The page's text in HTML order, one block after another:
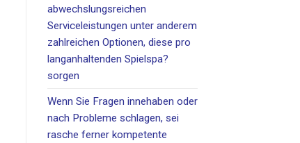
abwechslungsreichen
Serviceleistungen unter anderem
zahlreichen Optionen, diese pro
langanhaltenden Spielspa?
sorgen
Wenn Sie Fragen innehaben oder
nach Probleme schlagen, sei
rasche ferner kompetente